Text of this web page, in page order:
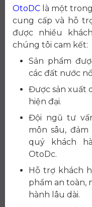
OtoDC là một
cung cấp và hỗ
được nhiều
chúng tôi cam kết:
Sản phẩm
các đất nước
Được sản xuất
hiện đại.
Đội ngũ tư
môn sâu,
quý khách
OtoDc.
Hỗ trợ khách
phẩm an toàn,
hành lâu dài.